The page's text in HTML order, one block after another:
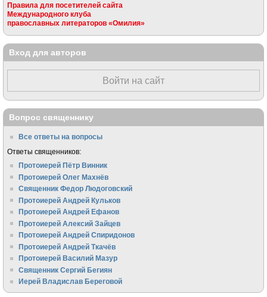
Правила для посетителей сайта
Международного клуба
православных литераторов «Омилия»
Вход для авторов
Войти на сайт
Вопрос священнику
Все ответы на вопросы
Ответы священников:
Протоиерей Пётр Винник
Протоиерей Олег Махнёв
Священник Федор Людоговский
Протоиерей Андрей Кульков
Протоиерей Андрей Ефанов
Протоиерей Алексий Зайцев
Протоиерей Андрей Спиридонов
Протоиерей Андрей Ткачёв
Протоиерей Василий Мазур
Священник Сергий Бегиян
Иерей Владислав Береговой